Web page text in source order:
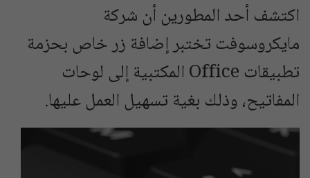
اكتشف أحد المطورين أن شركة
مايكروسوفت تختبر إضافة زر خاص بحزمة
تطبيقات Office المكتبية إلى لوحات
المفاتيح، وذلك بغية تسهيل العمل عليها.